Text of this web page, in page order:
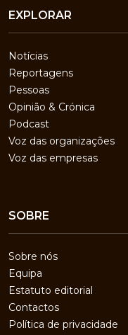
EXPLORAR
Notícias
Reportagens
Pessoas
Opinião & Crónica
Podcast
Voz das organizações
Voz das empresas
SOBRE
Sobre nós
Equipa
Estatuto editorial
Contactos
Política de privacidade